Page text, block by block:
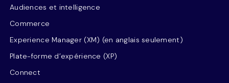
Audiences et intelligence
Commerce
Experience Manager (XM) (en anglais seulement)
Plate-forme d’expérience (XP)
Connect